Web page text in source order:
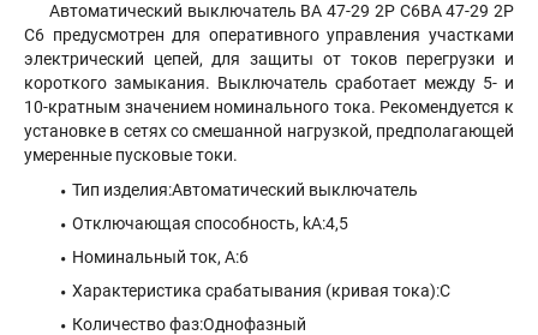
Автоматический выключатель ВА 47-29 2P C6ВА 47-29 2P
C6 предусмотрен для оперативного управления участками
электрический цепей, для защиты от токов перегрузки и
короткого замыкания. Выключатель сработает между 5- и
10-кратным значением номинального тока. Рекомендуется к
установке в сетях со смешанной нагрузкой, предполагающей
умеренные пусковые токи.
Тип изделия:Автоматический выключатель
Отключающая способность, kA:4,5
Номинальный ток, А:6
Характеристика срабатывания (кривая тока):C
Количество фаз:Однофазный